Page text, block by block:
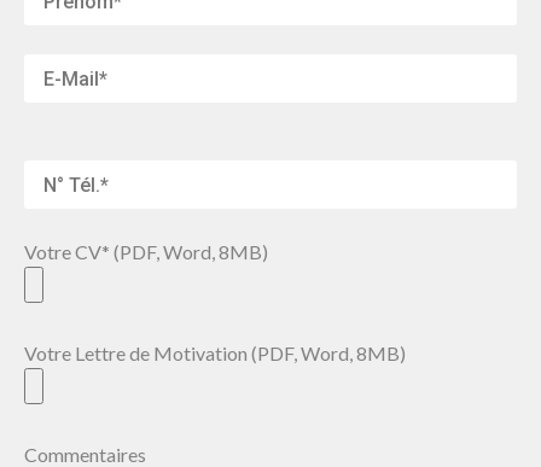
Votre CV* (PDF, Word, 8MB)
Votre Lettre de Motivation (PDF, Word, 8MB)
Commentaires